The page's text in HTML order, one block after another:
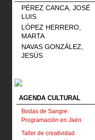
PÉREZ CANCA, JOSÉ
LUIS
LÓPEZ HERRERO,
MARTA
NAVAS GONZÁLEZ,
JESÚS
AGENDA CULTURAL
Bodas de Sangre:
Programación en Jaén
Taller de creatividad